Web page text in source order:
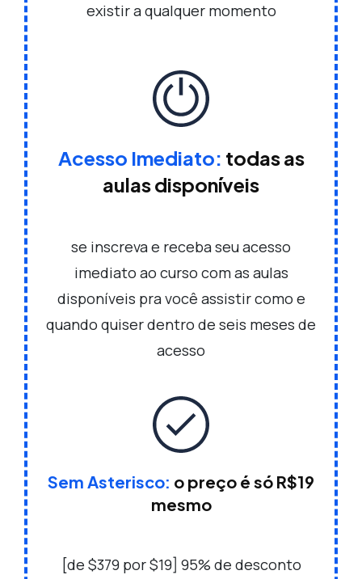
existir a qualquer momento
Acesso Imediato: todas as
aulas disponíveis
se inscreva e receba seu acesso
imediato ao curso com as aulas
disponíveis pra você assistir como e
quando quiser dentro de seis meses de
acesso
Sem Asterisco: o preço é só R$19
mesmo
[de $379 por $19] 95% de desconto